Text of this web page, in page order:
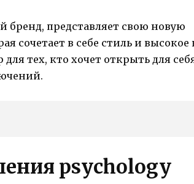
представляет свою новую
сочетает в себе стиль и высокое
тех, кто хочет открыть для
psychology